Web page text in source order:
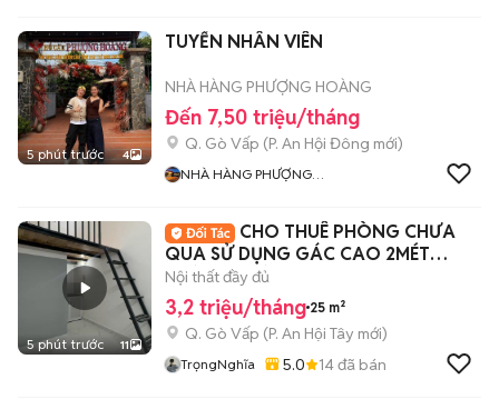
5 phút trước 4
TUYỂN NHÂN VIÊN
NHÀ HÀNG PHƯỢNG HOÀNG
Đến 7,50 triệu/tháng
Q. Gò Vấp (P. An Hội Đông mới)
NHÀ HÀNG PHƯỢNG
5 phút trước 11
CHO THUÊ PHÒNG CHƯA
QUA SỬ DỤNG GÁC CAO 2MÉT
ĐƯỜNG HUỲNH VĂN NGHỆ
Nội thất đầy đủ
3,2 triệu/tháng 25 m²
Q. Gò Vấp (P. An Hội Tây mới)
TrọngNghĩa 5.0 14đã bán